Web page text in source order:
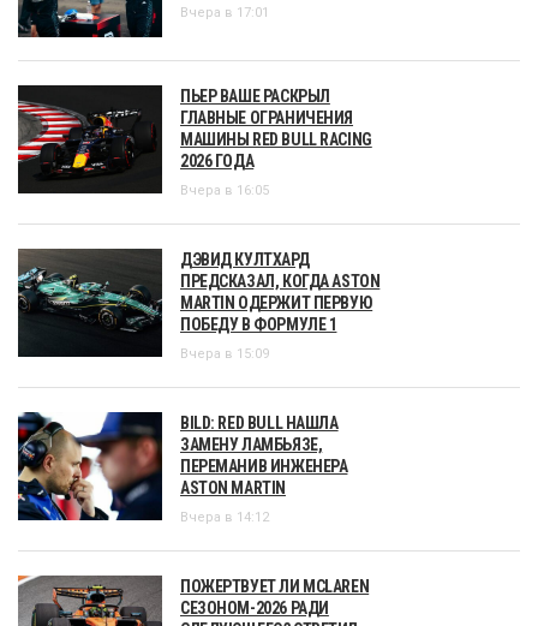
Вчера в 17:01
ПЬЕР ВАШЕ РАСКРЫЛ
ГЛАВНЫЕ ОГРАНИЧЕНИЯ
МАШИНЫ RED BULL RACING
2026 ГОДА
Вчера в 16:05
ДЭВИД КУЛТХАРД
ПРЕДСКАЗАЛ, КОГДА ASTON
MARTIN ОДЕРЖИТ ПЕРВУЮ
ПОБЕДУ В ФОРМУЛЕ 1
Вчера в 15:09
BILD: RED BULL НАШЛА
ЗАМЕНУ ЛАМБЬЯЗЕ,
ПЕРЕМАНИВ ИНЖЕНЕРА
ASTON MARTIN
Вчера в 14:12
ПОЖЕРТВУЕТ ЛИ MCLAREN
СЕЗОНОМ-2026 РАДИ